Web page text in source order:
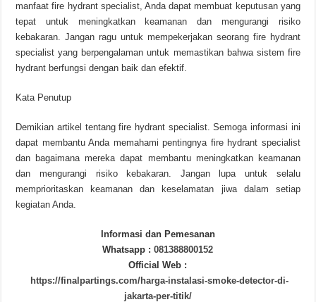
manfaat fire hydrant specialist, Anda dapat membuat keputusan yang
tepat untuk meningkatkan keamanan dan mengurangi risiko
kebakaran. Jangan ragu untuk mempekerjakan seorang fire hydrant
specialist yang berpengalaman untuk memastikan bahwa sistem fire
hydrant berfungsi dengan baik dan efektif.
Kata Penutup
Demikian artikel tentang fire hydrant specialist. Semoga informasi ini
dapat membantu Anda memahami pentingnya fire hydrant specialist
dan bagaimana mereka dapat membantu meningkatkan keamanan
dan mengurangi risiko kebakaran. Jangan lupa untuk selalu
memprioritaskan keamanan dan keselamatan jiwa dalam setiap
kegiatan Anda.
Informasi dan Pemesanan
Whatsapp :081388800152
Official Web :
https://finalpartings.com/harga-instalasi-smoke-detector-di-
jakarta-per-titik/